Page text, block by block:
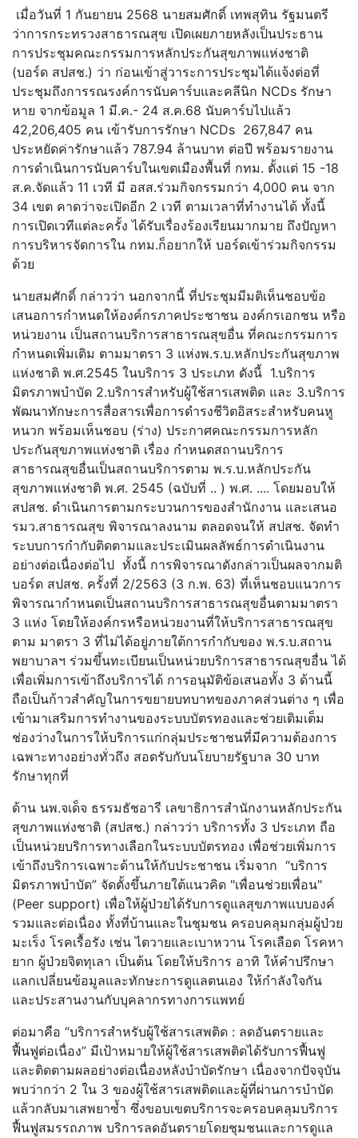
เมื่อวันที่ 1 กันยายน 2568 นายสมศักดิ์ เทพสุทิน รัฐมนตรี
ว่าการกระทรวงสาธารณสุข เปิดเผยภายหลังเป็นประธาน
การประชุมคณะกรรมการหลักประกันสุขภาพแห่งชาติ
(บอร์ด สปสช.) ว่า ก่อนเข้าสู่วาระการประชุมได้แจ้งต่อที่
ประชุมถึงการรณรงค์การนับคาร์บและคลีนิก NCDs รักษา
หาย จากข้อมูล 1 มี.ค.- 24 ส.ค.68 นับคาร์บไปแล้ว
42,206,405 คน เข้ารับการรักษา NCDs 267,847 คน
ประหยัดค่ารักษาแล้ว 787.94 ล้านบาท ต่อปี พร้อมรายงาน
การดำเนินการนับคาร์บในเขตเมืองพื้นที่ กทม. ตั้งแต่ 15 -18
ส.ค.จัดแล้ว 11 เวที มี อสส.ร่วมกิจกรรมกว่า 4,000 คน จาก
34 เขต คาดว่าจะเปิดอีก 2 เวที ตามเวลาที่ทำงานได้ ทั้งนี้
การเปิดเวทีแต่ละครั้ง ได้รับเรื่องร้องเรียนมากมาย ถึงปัญหา
การบริหารจัดการใน กทม.ก็อยากให้ บอร์ดเข้าร่วมกิจกรรม
ด้วย
นายสมศักดิ์ กล่าวว่า นอกจากนี้ ที่ประชุมมีมติเห็นชอบข้อ
เสนอการกำหนดให้องค์กรภาคประชาชน องค์กรเอกชน หรือ
หน่วยงาน เป็นสถานบริการสาธารณสุขอื่น ที่คณะกรรมการ
กำหนดเพิ่มเติม ตามมาตรา 3 แห่งพ.ร.บ.หลักประกันสุขภาพ
แห่งชาติ พ.ศ.2545 ในบริการ 3 ประเภท ดังนี้ 1.บริการ
มิตรภาพบำบัด 2.บริการสำหรับผู้ใช้สารเสพติด และ 3.บริการ
พัฒนาทักษะการสื่อสารเพื่อการดำรงชีวิตอิสระสำหรับคนหู
หนวก พร้อมเห็นชอบ (ร่าง) ประกาศคณะกรรมการหลัก
ประกันสุขภาพแห่งชาติ เรื่อง กำหนดสถานบริการ
สาธารณสุขอื่นเป็นสถานบริการตาม พ.ร.บ.หลักประกัน
สุขภาพแห่งชาติ พ.ศ. 2545 (ฉบับที่ .. ) พ.ศ. .... โดยมอบให้
สปสช. ดำเนินการตามกระบวนการของสำนักงาน และเสนอ
รมว.สาธารณสุข พิจารณาลงนาม ตลอดจนให้ สปสช. จัดทำ
ระบบการกำกับติดตามและประเมินผลลัพธ์การดำเนินงาน
อย่างต่อเนื่องต่อไป ทั้งนี้ การพิจารณาดังกล่าวเป็นผลจากมติ
บอร์ด สปสช. ครั้งที่ 2/2563 (3 ก.พ. 63) ที่เห็นชอบแนวการ
พิจารณากำหนดเป็นสถานบริการสาธารณสุขอื่นตามมาตรา
3 แห่ง โดยให้องค์กรหรือหน่วยงานที่ให้บริการสาธารณสุข
ตาม มาตรา 3 ที่ไม่ได้อยู่ภายใต้การกำกับของ พ.ร.บ.สถาน
พยาบาลฯ ร่วมขึ้นทะเบียนเป็นหน่วยบริการสาธารณสุขอื่น ได้
เพื่อเพิ่มการเข้าถึงบริการได้ การอนุมัติข้อเสนอทั้ง 3 ด้านนี้
ถือเป็นก้าวสำคัญในการขยายบทบาทของภาคส่วนต่าง ๆ เพื่อ
เข้ามาเสริมการทำงานของระบบบัตรทองและช่วยเติมเต็ม
ช่องว่างในการให้บริการแก่กลุ่มประชาชนที่มีความต้องการ
เฉพาะทางอย่างทั่วถึง สอดรับกับนโยบายรัฐบาล 30 บาท
รักษาทุกที่
ด้าน นพ.จเด็จ ธรรมธัชอารี เลขาธิการสำนักงานหลักประกัน
สุขภาพแห่งชาติ (สปสช.) กล่าวว่า บริการทั้ง 3 ประเภท ถือ
เป็นหน่วยบริการทางเลือกในระบบบัตรทอง เพื่อช่วยเพิ่มการ
เข้าถึงบริการเฉพาะด้านให้กับประชาชน เริ่มจาก “บริการ
มิตรภาพบำบัด” จัดตั้งขึ้นภายใต้แนวคิด "เพื่อนช่วยเพื่อน"
(Peer support) เพื่อให้ผู้ป่วยได้รับการดูแลสุขภาพแบบองค์
รวมและต่อเนื่อง ทั้งที่บ้านและในชุมชน ครอบคลุมกลุ่มผู้ป่วย
มะเร็ง โรคเรื้อรัง เช่น ไตวายและเบาหวาน โรคเลือด โรคหา
ยาก ผู้ป่วยจิตทุเลา เป็นต้น โดยให้บริการ อาทิ ให้คำปรึกษา
แลกเปลี่ยนข้อมูลและทักษะการดูแลตนเอง ให้กำลังใจกัน
และประสานงานกับบุคลากรทางการแพทย์
ต่อมาคือ “บริการสำหรับผู้ใช้สารเสพติด : ลดอันตรายและ
ฟื้นฟูต่อเนื่อง” มีเป้าหมายให้ผู้ใช้สารเสพติดได้รับการฟื้นฟู
และติดตามผลอย่างต่อเนื่องหลังบำบัดรักษา เนื่องจากปัจจุบัน
พบว่ากว่า 2 ใน 3 ของผู้ใช้สารเสพติดและผู้ที่ผ่านการบำบัด
แล้วกลับมาเสพยาซ้ำ ซึ่งขอบเขตบริการจะครอบคลุมบริการ
ฟื้นฟูสมรรถภาพ บริการลดอันตรายโดยชุมชนและการดูแล